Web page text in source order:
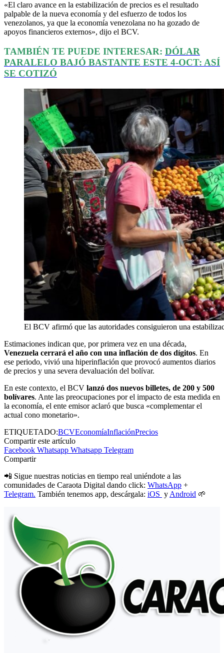
«El claro avance en la estabilización de precios es el resultado
palpable de la nueva economía y del esfuerzo de todos los
venezolanos, ya que la economía venezolana no ha gozado de
apoyos financieros externos», dijo el BCV.
TAMBIÉN TE PUEDE INTERESAR: DÓLAR
PARALELO BAJÓ BASTANTE ESTE 4-OCT: ASÍ
SE COTIZÓ
El BCV afirmó que las autoridades consiguieron una
Estimaciones indican que, por primera vez en una década,
Venezuela cerrará el año con una inflación de dos dígitos. En
ese periodo, vivió una hiperinflación que provocó aumentos diarios
de precios y una severa devaluación del bolívar.
En este contexto, el BCV lanzó dos nuevos billetes, de 200 y 500
bolívares. Ante las preocupaciones por el impacto de esta medida en
la economía, el ente emisor aclaró que busca «complementar el
actual cono monetario».
ETIQUETADO:BCVEconomíaInflaciónPrecios
Compartir este artículo
Facebook Whatsapp Whatsapp Telegram
Compartir
📲 Sigue nuestras noticias en tiempo real uniéndote a las
comunidades de Caraota Digital dando click: WhatsApp +
Telegram. También tenemos app, descárgala: iOS y Android 🌱